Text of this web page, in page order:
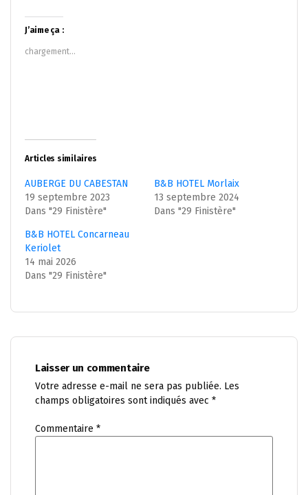
Twitter(ouvre
dans
une
nouvelle
fenêtre)
J’aime ça :
chargement…
Articles similaires
AUBERGE DU CABESTAN
19 septembre 2023
Dans "29 Finistère"
B&B HOTEL Morlaix
13 septembre 2024
Dans "29 Finistère"
B&B HOTEL Concarneau
Keriolet
14 mai 2026
Dans "29 Finistère"
Laisser un commentaire
Votre adresse e-mail ne sera pas publiée. Les
champs obligatoires sont indiqués avec *
Commentaire *